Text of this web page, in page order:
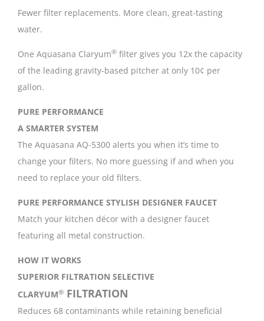
Fewer filter replacements. More clean, great-tasting
water.
One Aquasana Claryum® filter gives you 12x the capacity
of the leading gravity-based pitcher at only 10¢ per
gallon.
PURE PERFORMANCE
A SMARTER SYSTEM
The Aquasana AQ-5300 alerts you when it’s time to
change your filters. No more guessing if and when you
need to replace your old filters.
PURE PERFORMANCE STYLISH DESIGNER FAUCET
Match your kitchen décor with a designer faucet
featuring all metal construction.
HOW IT WORKS
SUPERIOR FILTRATION SELECTIVE
CLARYUM® FILTRATION
Reduces 68 contaminants while retaining beneficial